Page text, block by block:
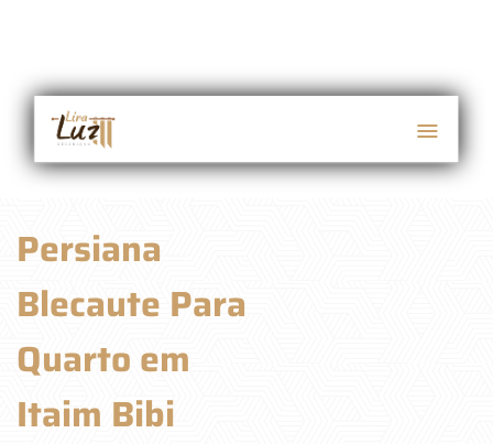
Persiana
Blecaute Para
Quarto em
Itaim Bibi